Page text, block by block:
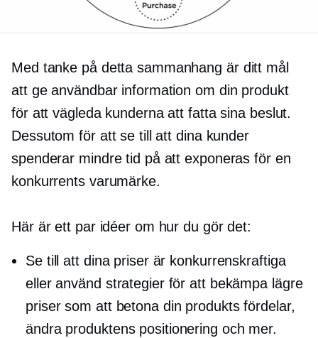
Med tanke på detta sammanhang är ditt mål
att ge användbar information om din produkt
för att vägleda kunderna att fatta sina beslut.
Dessutom för att se till att dina kunder
spenderar mindre tid på att exponeras för en
konkurrents varumärke.
Här är ett par idéer om hur du gör det:
Se till att dina priser är konkurrenskraftiga
eller använd strategier för att bekämpa lägre
priser som att betona din produkts fördelar,
ändra produktens positionering och mer.